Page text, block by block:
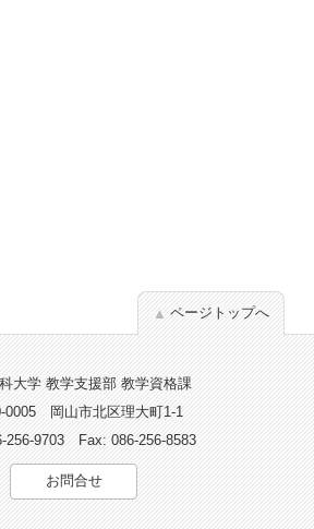
ページトップへ
大学 教学支援部 教学資格課
0005 岡山市北区理大町1-1
256-9703 Fax: 086-256-8583
お問合せ